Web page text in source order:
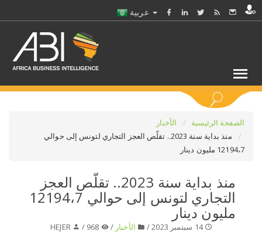
حدد ملفا
الصفحة الرئيسية
الأخبار
منذ بداية سنة 2023.. تقلّص العجز التجاري لتونس إلى حوالي
12194،7 مليون دينار
منذ بداية سنة 2023.. تقلّص العجز
التجاري لتونس إلى حوالي 12194،7
مليون دينار
14 سبتمبر 2023 / الأخبار /
HEJER